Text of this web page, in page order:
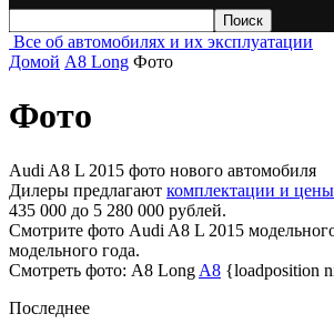
Все об автомобилях и их эксплуатации
Домой A8 Long Фото
Фото
Audi A8 L 2015 фото нового автомобиля
Дилеры предлагают комплектации и цены
435 000 до 5 280 000 рублей.
Смотрите фото Audi A8 L 2015
модельного года.
Смотреть фото: A8 Long A8 {loadposition
Последнее